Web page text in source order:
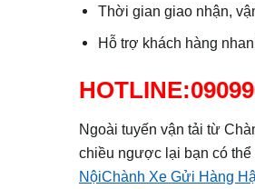
Thời gian giao nhận,
Hỗ trợ khách hàng
Ngoài tuyến vận tải từ
chiều ngược lại bạn có thể
NộiChành Xe Gửi Hàng